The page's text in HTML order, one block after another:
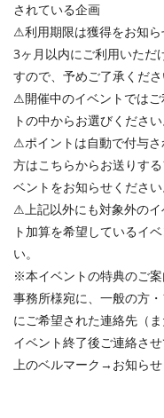
されている企画
⚠︎利用期限は獲得をお知ら
3ヶ月以内にご利用いただ
すので、予めご了承くださ
⚠︎開催中のイベントでは
トの中からお選びください
⚠︎ポイントは自動で付与
方はこちらからお送りす
ベントをお知らせください
⚠︎上記以外にも対象外の
ト加算を希望しているイ
い。
※本イベントの特典のご
事務所様宛に、一般の方
にご希望された連絡先（
イベント終了後ご連絡さ
上のベルマーク→お知らせ